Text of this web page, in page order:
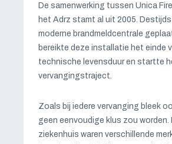
De samenwerking tussen Unica
het Adrz stamt al uit 2005. Destijds
moderne brandmeldcentrale
bereikte deze installatie het einde
technische levensduur en startte
vervangingstraject.
Zoals bij iedere vervanging bleek
geen eenvoudige klus zou worden.
ziekenhuis waren verschillende